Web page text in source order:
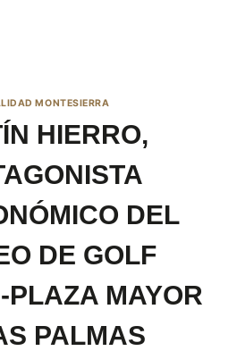
MONTESIERRA
HIERRO,
DEL
DE GOLF
PLAZA MAYOR
PALMAS